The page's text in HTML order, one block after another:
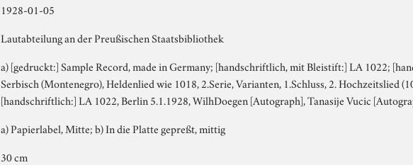
1928-01-05
Lautabteilung an der Preußischen Staatsbibliothek
a) [gedruckt:] Sample Record, made in Germany; [handschriftlich, mit Bleistift:] LA 1022;
Serbisch (Montenegro), Heldenlied wie 1018, 2.Serie, Varianten, 1.Schluss, 2. Hochzeitslied
[handschriftlich:] LA 1022, Berlin 5.1.1928, WilhDoegen [Autograph], Tanasije Vucic
a) Papierlabel, Mitte; b) In die Platte gepreßt, mittig
30 cm